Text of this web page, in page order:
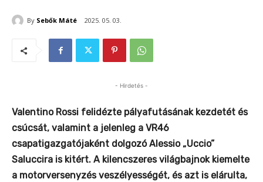
By Sebők Máté 2025. 05. 03.
- Hirdetés -
Valentino Rossi felidézte pályafutásának kezdetét és
csúcsát, valamint a jelenleg a VR46
csapatigazgatójaként dolgozó Alessio „Uccio”
Saluccira is kitért. A kilencszeres világbajnok kiemelte
a motorversenyzés veszélyességét, és azt is elárulta,